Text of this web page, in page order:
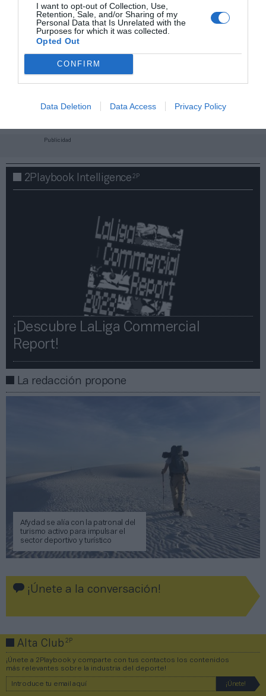
I want to opt-out of Collection, Use,
Retention, Sale, and/or Sharing of my
Personal Data that Is Unrelated with the
Purposes for which it was collected.
Opted Out
CONFIRM
Data Deletion Data Access Privacy Policy
y eventos para Socios!​​​​​​​
Publicidad
2Playbook Intelligence2P
¡Descubre LaLiga Commercial
Report!​​
La redacción propone
Afydad se alía con la patronal del
turismo activo para impulsar el
sector deportivo y turístico
¡Únete a la conversación!
Alta Club2P
¡Únete a 2Playbook y comparte con tus contactos los contenidos
más relevantes sobre la industria del deporte!